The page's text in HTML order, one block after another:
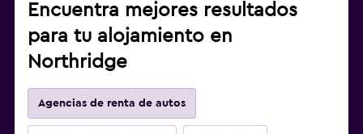
Encuentra mejores resultados
para tu alojamiento en
Northridge
Agencias de renta de autos